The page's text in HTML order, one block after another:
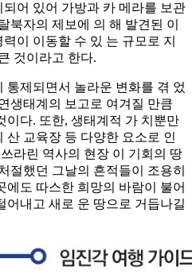
어 있어 가방과 카 메라를 보관
북자의 제보에 의 해 발견된 이
이 이동할 수 있 는 규모로 지
것이라고 한다.
제되면서 놀라운 변화를 겪 었
생태계의 보고로 여겨질 만큼
이다. 또한, 생태계적 가 치뿐만
산 교육장 등 다양한 요소로 인
라린 역사의 현장 이 기회의 땅
절했던 그날의 흔적들이 조용히
에도 따스한 희망의 바람이 불어
어내고 새로 운 땅으로 거듭나길